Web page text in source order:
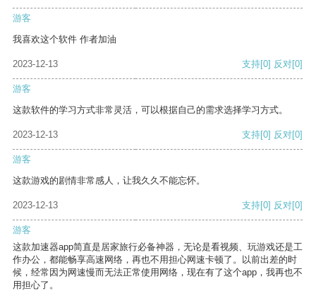
游客
我喜欢这个软件 作者加油
2023-12-13 支持[0] 反对[0]
游客
这款软件的学习方式非常灵活，可以根据自己的需求选择学习方式。
2023-12-13 支持[0] 反对[0]
游客
这款游戏的剧情非常感人，让我久久不能忘怀。
2023-12-13 支持[0] 反对[0]
游客
这款加速器app简直是居家旅行必备神器，无论是看视频、玩游戏还是工
作办公，都能畅享高速网络，再也不用担心网速卡顿了。以前出差的时
候，经常因为网速慢而无法正常使用网络，现在有了这个app，我再也不
用担心了。